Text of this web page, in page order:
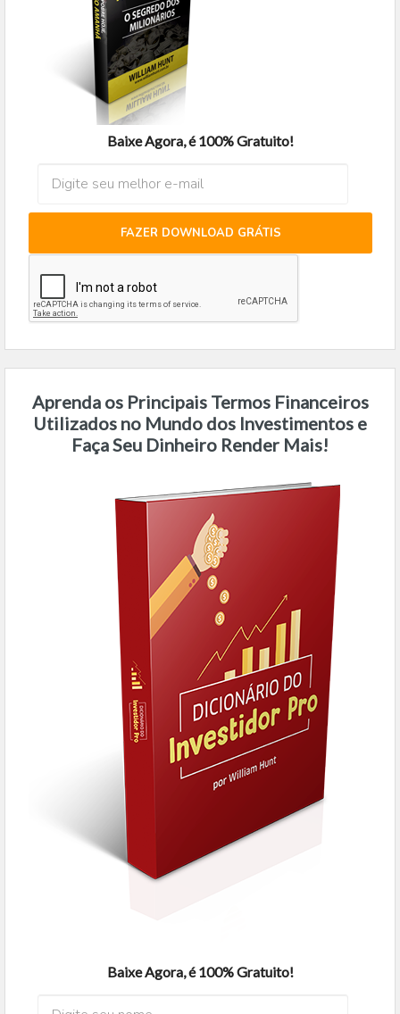
Baixe Agora, é 100% Gratuito!
FAZER DOWNLOAD GRÁTIS
Aprenda os Principais Termos Financeiros
Utilizados no Mundo dos Investimentos e
Faça Seu Dinheiro Render Mais!
Baixe Agora, é 100% Gratuito!